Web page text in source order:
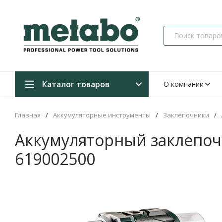
Каталог товаров О компании
Главная / Аккумуляторные инструменты / Заклёпочники /
Аккумуляторный
619002500